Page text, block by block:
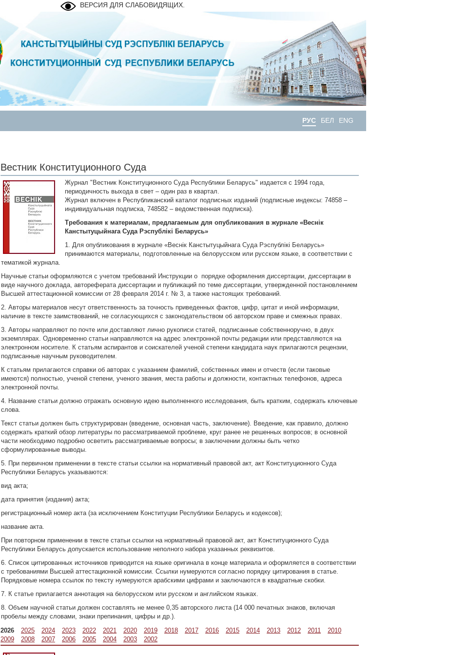
ВЕРСИЯ ДЛЯ СЛАБОВИДЯЩИХ.
РУС БЕЛ ENG
Вестник Конституционного Суда
Журнал "Вестник Конституционного Суда Республики Беларусь" издается с 1994 года,
периодичность выхода в свет – один раз в квартал.
Журнал включен в Республиканский каталог подписных изданий (подписные индексы: 74858 –
индивидуальная подписка, 748582 – ведомственная подписка).
Требования к материалам, предлагаемым для опубликования в журнале «Веснік
Канстытуцыйнага Суда Рэспублікі Беларусь»
1. Для опубликования в журнале «Веснік Канстытуцыйнага Суда Рэспублікі Беларусь»
принимаются материалы, подготовленные на белорусском или русском языке, в соответствии с
тематикой журнала.
Научные статьи оформляются с учетом требований Инструкции о порядке оформления диссертации, диссертации в
виде научного доклада, автореферата диссертации и публикаций по теме диссертации, утвержденной постановлением
Высшей аттестационной комиссии от 28 февраля 2014 г. № 3, а также настоящих требований.
2. Авторы материалов несут ответственность за точность приведенных фактов, цифр, цитат и иной информации,
наличие в тексте заимствований, не согласующихся с законодательством об авторском праве и смежных правах.
3. Авторы направляют по почте или доставляют лично рукописи статей, подписанные собственноручно, в двух
экземплярах. Одновременно статьи направляются на адрес электронной почты редакции или представляются на
электронном носителе. К статьям аспирантов и соискателей ученой степени кандидата наук прилагаются рецензии,
подписанные научным руководителем.
К статьям прилагаются справки об авторах с указанием фамилий, собственных имен и отчеств (если таковые
имеются) полностью, ученой степени, ученого звания, места работы и должности, контактных телефонов, адреса
электронной почты.
4. Название статьи должно отражать основную идею выполненного исследования, быть кратким, содержать ключевые
слова.
Текст статьи должен быть структурирован (введение, основная часть, заключение). Введение, как правило, должно
содержать краткий обзор литературы по рассматриваемой проблеме, круг ранее не решенных вопросов; в основной
части необходимо подробно осветить рассматриваемые вопросы; в заключении должны быть четко
сформулированные выводы.
5. При первичном применении в тексте статьи ссылки на нормативный правовой акт, акт Конституционного Суда
Республики Беларусь указываются:
вид акта;
дата принятия (издания) акта;
регистрационный номер акта (за исключением Конституции Республики Беларусь и кодексов);
название акта.
При повторном применении в тексте статьи ссылки на нормативный правовой акт, акт Конституционного Суда
Республики Беларусь допускается использование неполного набора указанных реквизитов.
6. Список цитированных источников приводится на языке оригинала в конце материала и оформляется в соответствии
с требованиями Высшей аттестационной комиссии. Ссылки нумеруются согласно порядку цитирования в статье.
Порядковые номера ссылок по тексту нумеруются арабскими цифрами и заключаются в квадратные скобки.
7. К статье прилагается аннотация на белорусском или русском и английском языках.
8. Объем научной статьи должен составлять не менее 0,35 авторского листа (14 000 печатных знаков, включая
пробелы между словами, знаки препинания, цифры и др.).
2026
2025 2024 2023 2022 2021 2020 2019 2018 2017 2016 2015 2014 2013 2012 2011
2010
2009
2008 2007 2006 2005 2004 2003 2002